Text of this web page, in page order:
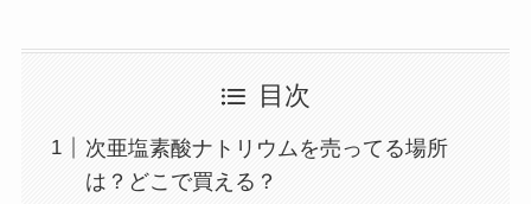
目次
次亜塩素酸ナトリウムを売ってる場所
は？どこで買える？